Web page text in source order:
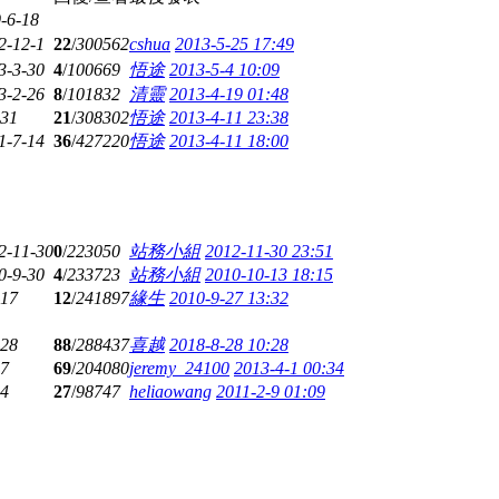
6-18
12-1 22/300562cshua 2013-5-25 17:49
3-30 4/100669 悟途 2013-5-4 10:09
2-26 8/101832 清靈 2013-4-19 01:48
21/308302悟途 2013-4-11 23:38
7-14 36/427220悟途 2013-4-11 18:00
11-300/223050 站務小組 2012-11-30 23:51
9-30 4/233723 站務小組 2010-10-13 18:15
12/241897緣生 2010-9-27 13:32
88/288437喜越 2018-8-28 10:28
69/204080jeremy_24100 2013-4-1 00:34
27/98747 heliaowang 2011-2-9 01:09